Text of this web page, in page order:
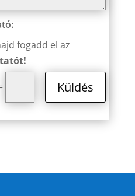
fogadd el az
Küldés